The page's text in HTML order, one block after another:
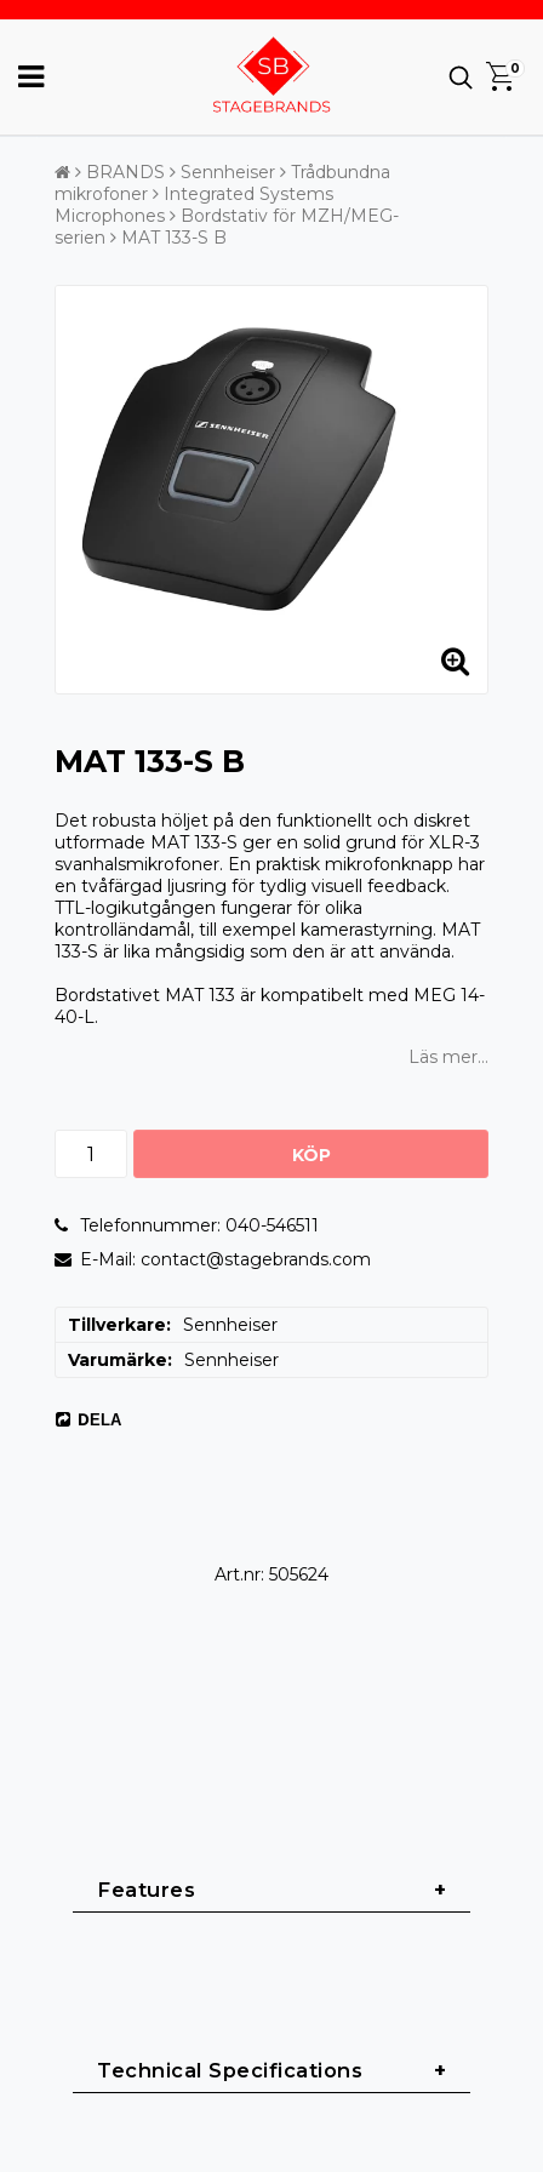
0
BRANDS Sennheiser
Trådbundna
mikrofoner
Integrated Systems
Microphones
Bordstativ för MZH/MEG-
serien
MAT 133-S B
MAT 133-S B
Det robusta höljet på den funktionellt och diskret
utformade MAT 133-S ger en solid grund för XLR-3
svanhalsmikrofoner. En praktisk mikrofonknapp har
en tvåfärgad ljusring för tydlig visuell feedback.
TTL-logikutgången fungerar för olika
kontrolländamål, till exempel kamerastyrning. MAT
133-S är lika mångsidig som den är att använda.
Bordstativet MAT 133 är kompatibelt med MEG 14-
40-L.
Läs mer...
KÖP
Telefonnummer: 040-546511
E-Mail: contact@stagebrands.com
Tillverkare
Sennheiser
Varumärke
Sennheiser
DELA
Art.nr: 505624
Features
Timeless design
Technical Specifications